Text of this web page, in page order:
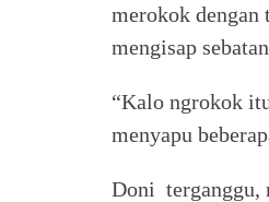
merokok
mengisap
“Kalo ngrokok
menyapu
Doni terganggu,